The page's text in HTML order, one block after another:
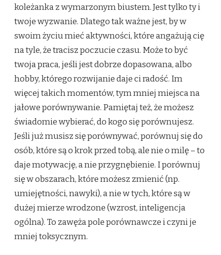
koleżanka z wymarzonym biustem. Jest tylko ty i
twoje wyzwanie. Dlatego tak ważne jest, by w
swoim życiu mieć aktywności, które angażują cię
na tyle, że tracisz poczucie czasu. Może to być
twoja praca, jeśli jest dobrze dopasowana, albo
hobby, którego rozwijanie daje ci radość. Im
więcej takich momentów, tym mniej miejsca na
jałowe porównywanie. Pamiętaj też, że możesz
świadomie wybierać, do kogo się porównujesz.
Jeśli już musisz się porównywać, porównuj się do
osób, które są o krok przed tobą, ale nie o milę – to
daje motywację, a nie przygnębienie. I porównuj
się w obszarach, które możesz zmienić (np.
umiejętności, nawyki), a nie w tych, które są w
dużej mierze wrodzone (wzrost, inteligencja
ogólna). To zawęża pole porównawcze i czyni je
mniej toksycznym.